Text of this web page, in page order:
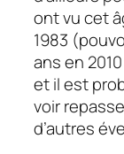
ont vu cet
1983
ans en
et il est
voir
d’autres